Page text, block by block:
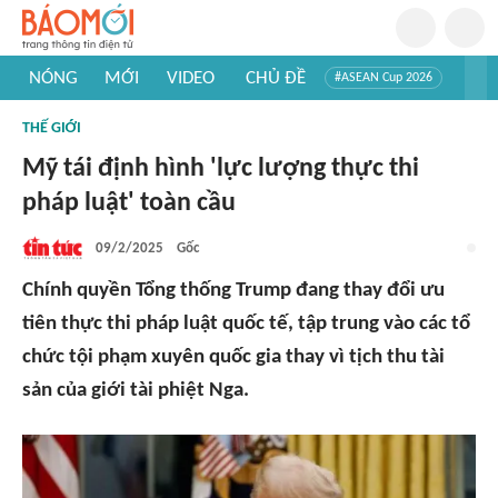
NÓNG MỚI VIDEO CHỦ ĐỀ #ASEAN Cup 2026
#Khám phá thế giới
THẾ GIỚI
Mỹ tái định hình 'lực lượng thực thi
pháp luật' toàn cầu
09/2/2025 Gốc
Chính quyền Tổng thống Trump đang thay đổi ưu
tiên thực thi pháp luật quốc tế, tập trung vào các tổ
chức tội phạm xuyên quốc gia thay vì tịch thu tài
sản của giới tài phiệt Nga.